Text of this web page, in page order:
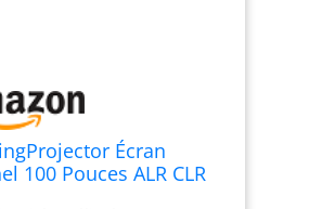
Écran
100 Pouces ALR CLR